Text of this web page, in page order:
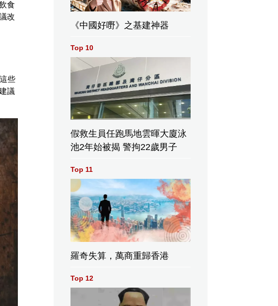
食
改
些
議
《中國好嘢》之基建神器
Top 10
假救生員任跑馬地雲暉大廈泳
池2年始被揭 警拘22歲男子
Top 11
羅奇失算，萬商重歸香港
Top 12